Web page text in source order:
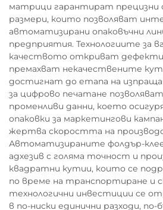
матрици гарантират прецизни
размери, които позволяват
автоматизирани опаковъчни
предприятия. Технологиите за
качеството откриват дефекти
премахват некачествените
достигнат до етапа на
за цифрово печатане
променливи данни, което
опаковки за маркетингови
жертва скоростта на
Автоматизираните фолдър-
адхезив с голяма точност и
квадратни кутии, които се
по време на транспортиране и
технологични инвестиции се
в по-ниски единични разходи, по-